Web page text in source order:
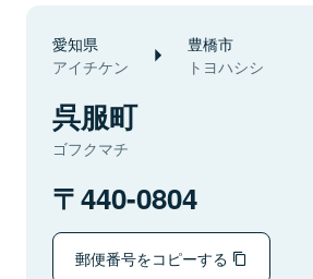
愛知県
アイチケン
豊橋市
トヨハシシ
呉服町
ゴフクマチ
440-0804
郵便番号をコピーする